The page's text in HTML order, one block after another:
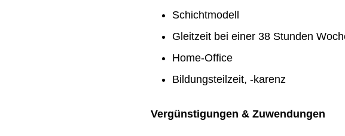
Schichtmodell
Gleitzeit bei einer 38 Stunden
Home-Office
Bildungsteilzeit, -karenz
Vergünstigungen & Zuwendungen